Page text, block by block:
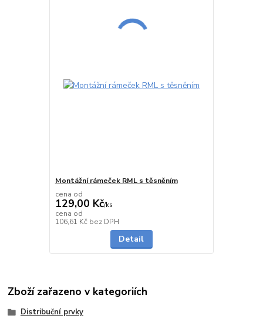
Montážní rámeček RML s těsněním
cena od
129,00 Kč/ks
cena od
106,61 Kč bez DPH
Detail
Zboží zařazeno v kategoriích
Distribuční prvky